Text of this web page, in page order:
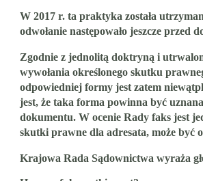
W 2017 r. ta praktyka została
odwołanie następowało jeszcze
Zgodnie z jednolitą doktryną i
wywołania określonego skutku
odpowiedniej formy jest zatem
jest, że taka forma powinna być
dokumentu. W ocenie Rady faks jest
skutki prawne dla adresata, może być
Krajowa Rada Sądownictwa wyraża